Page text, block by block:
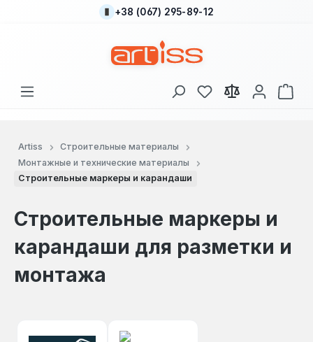
Перейти к основному содержанию
+38 (067) 295-89-12
У вас есть товары
В
Artiss
Строительные материалы
Монтажные и технические материалы
Строительные маркеры и карандаши
Строительные маркеры и
карандаши для разметки и
монтажа